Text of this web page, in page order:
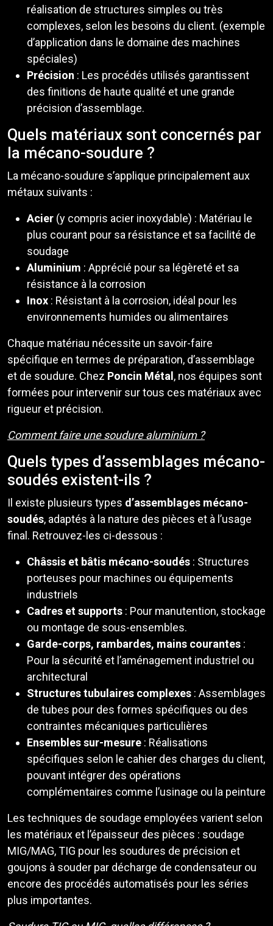
réalisation de structures simples ou très
complexes, selon les besoins du client. (exemple
d’application dans le domaine des machines
spéciales)
Précision : Les procédés utilisés garantissent
des finitions de haute qualité et une grande
précision d’assemblage.
Quels matériaux sont concernés par
la mécano-soudure ?
La mécano-soudure s’applique principalement aux
métaux suivants :
Acier (y compris acier inoxydable) : Matériau le
plus courant pour sa résistance et sa facilité de
soudage
Aluminium : Apprécié pour sa légèreté et sa
résistance à la corrosion
Inox : Résistant à la corrosion, idéal pour les
environnements humides ou alimentaires
Chaque matériau nécessite un savoir-faire
spécifique en termes de préparation, d’assemblage
et de soudure. Chez Poncin Métal , nos équipes sont
formées pour intervenir sur tous ces matériaux avec
rigueur et précision.
Comment faire une soudure aluminium ?
Quels types d’assemblages mécano-
soudés existent-ils ?
Il existe plusieurs types d’assemblages mécano-
soudés, adaptés à la nature des pièces et à l’usage
final. Retrouvez-les ci-dessous :
Châssis et bâtis mécano-soudés : Structures
porteuses pour machines ou équipements
industriels
Cadres et supports : Pour manutention, stockage
ou montage de sous-ensembles.
Garde-corps, rambardes, mains courantes :
Pour la sécurité et l’aménagement industriel ou
architectural
Structures tubulaires complexes : Assemblages
de tubes pour des formes spécifiques ou des
contraintes mécaniques particulières
Ensembles sur-mesure : Réalisations
spécifiques selon le cahier des charges du client,
pouvant intégrer des opérations
complémentaires comme l’usinage ou la peinture
Les techniques de soudage employées varient selon
les matériaux et l’épaisseur des pièces : soudage
MIG/MAG, TIG pour les soudures de précision et
goujons à souder par décharge de condensateur ou
encore des procédés automatisés pour les séries
plus importantes.